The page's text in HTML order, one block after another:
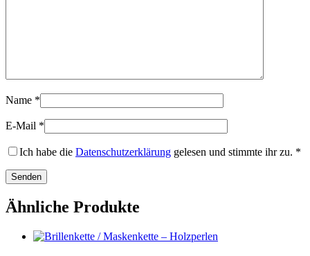
Name *
E-Mail *
Ich habe die Datenschutzerklärung gelesen und stimmte ihr zu. *
Ähnliche Produkte